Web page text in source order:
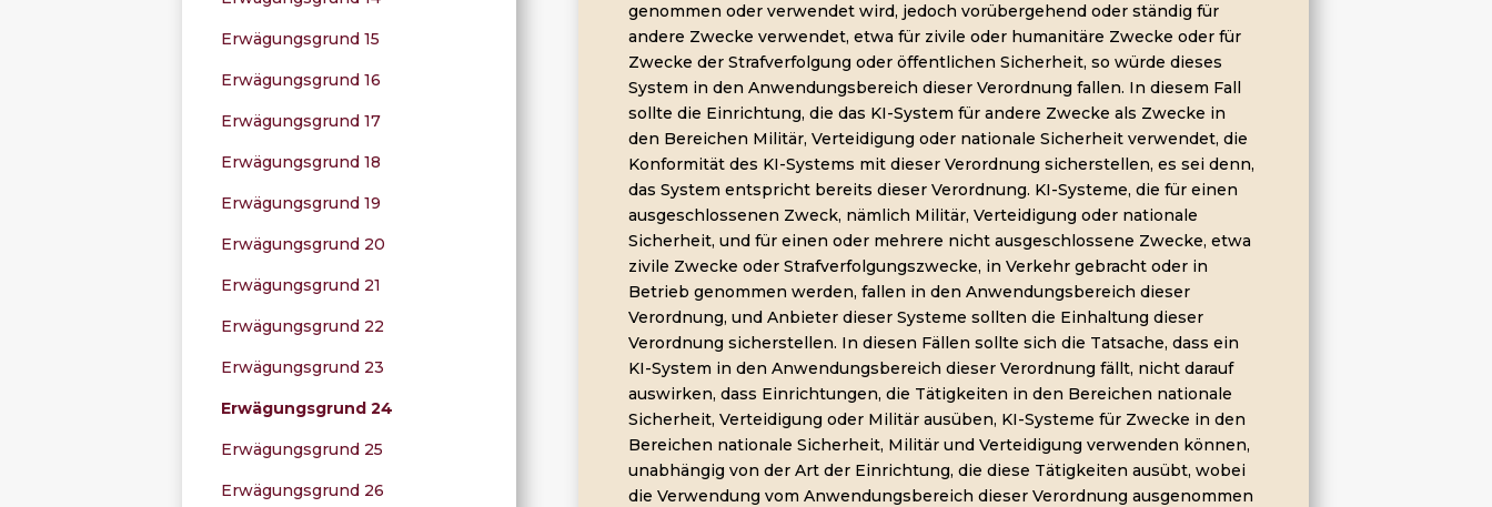
Erwägungsgrund 15
Erwägungsgrund 16
Erwägungsgrund 17
Erwägungsgrund 18
Erwägungsgrund 19
Erwägungsgrund 20
Erwägungsgrund 21
Erwägungsgrund 22
Erwägungsgrund 23
Erwägungsgrund 24
Erwägungsgrund 25
Erwägungsgrund 26
genommen oder verwendet wird, jedoch vorübergehend oder ständig für
andere Zwecke verwendet, etwa für zivile oder humanitäre Zwecke oder für
Zwecke der Strafverfolgung oder öffentlichen Sicherheit, so würde dieses
System in den Anwendungsbereich dieser Verordnung fallen. In diesem Fall
sollte die Einrichtung, die das KI-System für andere Zwecke als Zwecke in
den Bereichen Militär, Verteidigung oder nationale Sicherheit verwendet, die
Konformität des KI-Systems mit dieser Verordnung sicherstellen, es sei denn,
das System entspricht bereits dieser Verordnung. KI-Systeme, die für einen
ausgeschlossenen Zweck, nämlich Militär, Verteidigung oder nationale
Sicherheit, und für einen oder mehrere nicht ausgeschlossene Zwecke, etwa
zivile Zwecke oder Strafverfolgungszwecke, in Verkehr gebracht oder in
Betrieb genommen werden, fallen in den Anwendungsbereich dieser
Verordnung, und Anbieter dieser Systeme sollten die Einhaltung dieser
Verordnung sicherstellen. In diesen Fällen sollte sich die Tatsache, dass ein
KI-System in den Anwendungsbereich dieser Verordnung fällt, nicht darauf
auswirken, dass Einrichtungen, die Tätigkeiten in den Bereichen nationale
Sicherheit, Verteidigung oder Militär ausüben, KI-Systeme für Zwecke in den
Bereichen nationale Sicherheit, Militär und Verteidigung verwenden können,
unabhängig von der Art der Einrichtung, die diese Tätigkeiten ausübt, wobei
die Verwendung vom Anwendungsbereich dieser Verordnung ausgenommen